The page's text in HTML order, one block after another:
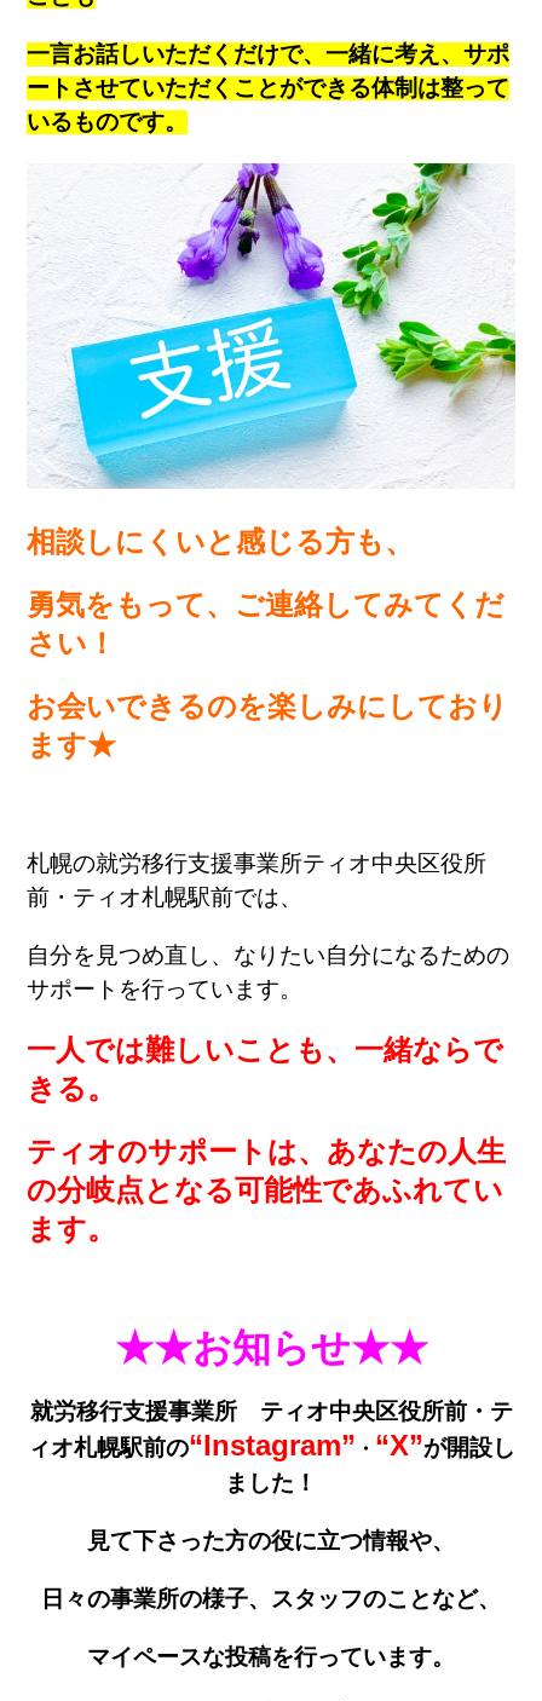
一言お話しいただくだけで、一緒に考え、サポ
ートさせていただくことができる体制は整って
いるものです。
相談しにくいと感じる方も、
勇気をもって、ご連絡してみてくだ
さい！
お会いできるのを楽しみにしており
ます★
札幌の就労移行支援事業所ティオ中央区役所
前・ティオ札幌駅前では、
自分を見つめ直し、なりたい自分になるための
サポートを行っています。
一人では難しいことも、一緒ならで
きる。
ティオのサポートは、あなたの人生
の分岐点となる可能性であふれてい
ます。
★★お知らせ★★
就労移行支援事業所 ティオ中央区役所前・テ
ィオ札幌駅前の“Instagram” ・ “X”が開設し
ました！
見て下さった方の役に立つ情報や、
日々の事業所の様子、 スタッフのことなど、
マイペースな投稿を行っています。